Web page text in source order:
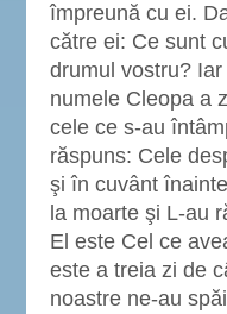
împreună cu ei.
către ei: Ce sunt
drumul vostru?
numele Cleopa a
cele ce s-au
răspuns: Cele
şi în cuvânt
la moarte şi L-au
El este Cel ce
este a treia zi de
noastre ne-au